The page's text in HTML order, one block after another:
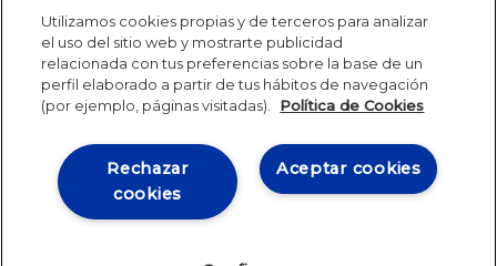
Utilizamos cookies propias y de terceros para analizar
el uso del sitio web y mostrarte publicidad
relacionada con tus preferencias sobre la base de un
perfil elaborado a partir de tus hábitos de navegación
(por ejemplo, páginas visitadas).
Política de Cookies
Aceptar cookies
Rechazar
cookies